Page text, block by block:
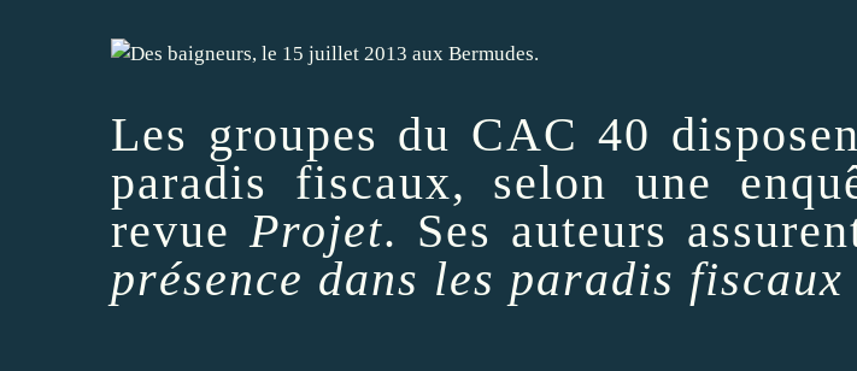
Les groupes du CAC 40
paradis fiscaux, selon une
revue Projet. Ses auteurs
présence dans les paradis